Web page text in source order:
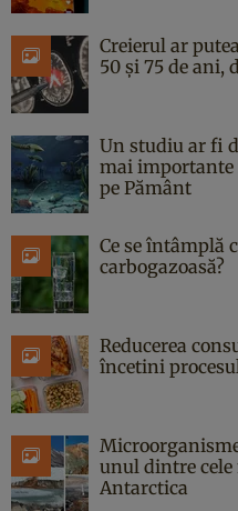
Creierul ar
50 și 75 de ani,
Un studiu ar fi
mai importante
pe Pământ
Ce se întâmplă
carbogazoasă?
Reducerea
încetini
unul dintre
Antarctica